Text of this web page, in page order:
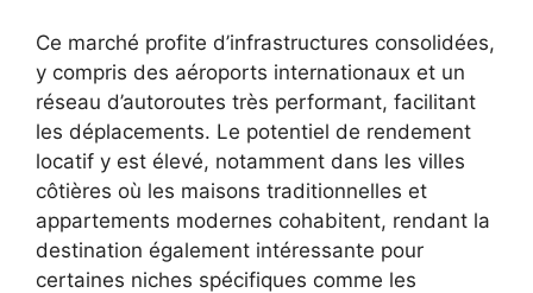
Ce marché profite d’infrastructures consolidées,
y compris des aéroports internationaux et un
réseau d’autoroutes très performant, facilitant
les déplacements. Le potentiel de rendement
locatif y est élevé, notamment dans les villes
côtières où les maisons traditionnelles et
appartements modernes cohabitent, rendant la
destination également intéressante pour
certaines niches spécifiques comme les